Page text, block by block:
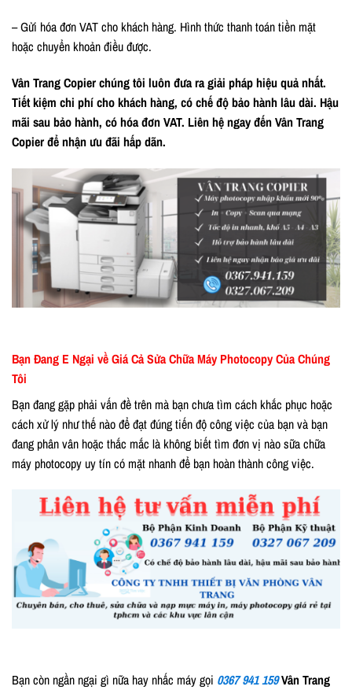
– Gửi hóa đơn VAT cho khách hàng. Hình thức thanh toán tiền mặt
hoặc chuyển khoản điều được.
Vân Trang Copier chúng tôi luôn đưa ra giải pháp hiệu quả nhất.
Tiết kiệm chi phí cho khách hàng, có chế độ bảo hành lâu dài. Hậu
mãi sau bảo hành, có hóa đơn VAT. Liên hệ ngay đến Vân Trang
Copier để nhận ưu đãi hấp dãn.
Bạn Đang E Ngại về Giá Cả Sửa Chữa Máy Photocopy Của Chúng
Tôi
Bạn đang gặp phải vấn đề trên mà bạn chưa tìm cách khắc phục hoặc
cách xử lý như thế nào để đạt đúng tiến độ công việc của bạn và bạn
đang phân vân hoặc thắc mắc là không biết tìm đơn vị nào sữa chữa
máy photocopy uy tín có mặt nhanh để bạn hoàn thành công việc.
Bạn còn ngần ngại gì nữa hay nhấc máy gọi 0367 941 159Vân Trang